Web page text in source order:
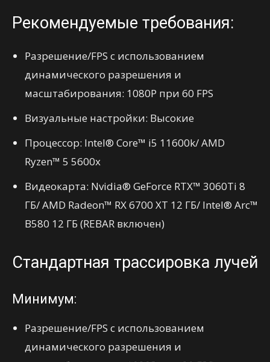
Рекомендуемые требования:
Разрешение/FPS с использованием
динамического разрешения и
масштабирования: 1080P при 60 FPS
Визуальные настройки: Высокие
Процессор: Intel® Core™ i5 11600k/ AMD
Ryzen™ 5 5600x
Видеокарта: Nvidia® GeForce RTX™ 3060Ti 8
ГБ/ AMD Radeon™ RX 6700 XT 12 ГБ/ Intel® Arc™
B580 12 ГБ (REBAR включен)
Стандартная трассировка лучей
Минимум:
Разрешение/FPS с использованием
динамического разрешения и